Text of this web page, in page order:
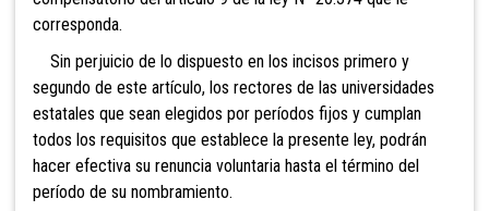
corresponda.
Sin perjuicio de lo dispuesto en los incisos primero y
segundo de este artículo, los rectores de las universidades
estatales que sean elegidos por períodos fijos y cumplan
todos los requisitos que establece la presente ley, podrán
hacer efectiva su renuncia voluntaria hasta el término del
período de su nombramiento.